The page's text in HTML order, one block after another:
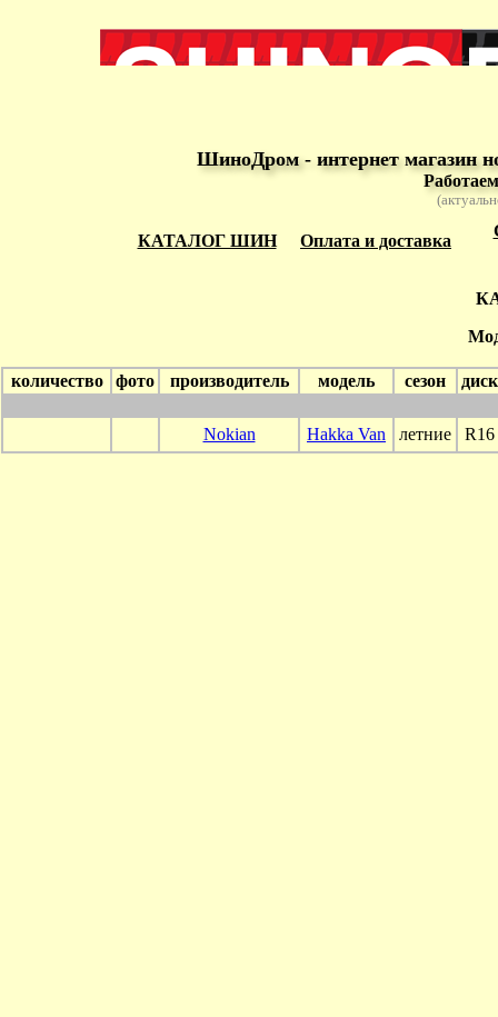
ШиноДром - интернет магазин
КАТАЛОГ ШИН Оплата и доставка
количество фото производитель модель сезон диск
Nokian Hakka Van летние R16